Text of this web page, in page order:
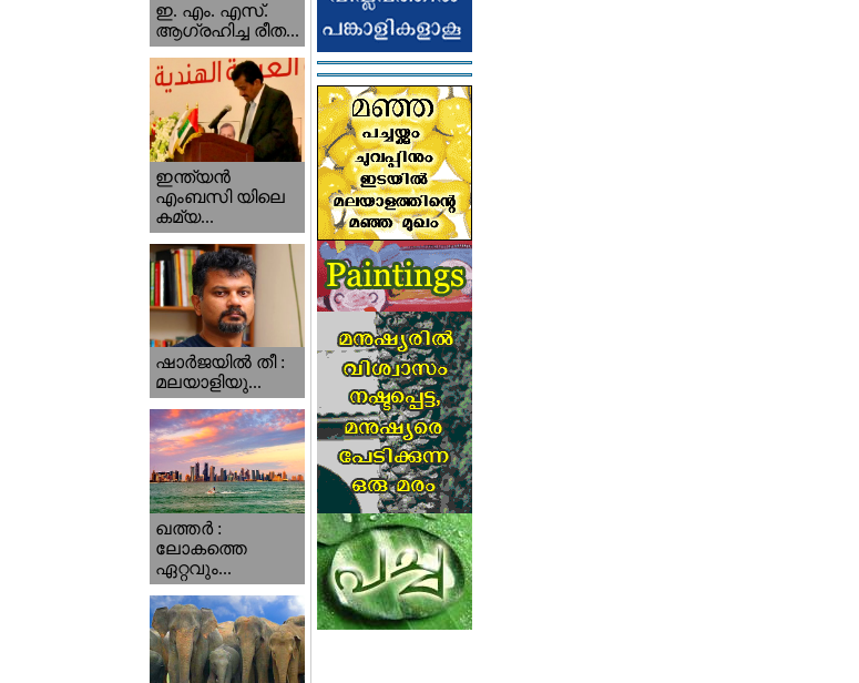
ഇ. എം. എസ്.
ആഗ്രഹിച്ച രീത...
ഇന്ത്യന്‍
എംബസി യിലെ
കമ്യ...
ഷാര്‍ജയില്‍ തീ :
മലയാളിയു...
ഖത്തര്‍ :
ലോകത്തെ
ഏറ്റവും...